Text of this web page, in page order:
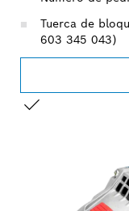
Tuerca de
603 345 043)